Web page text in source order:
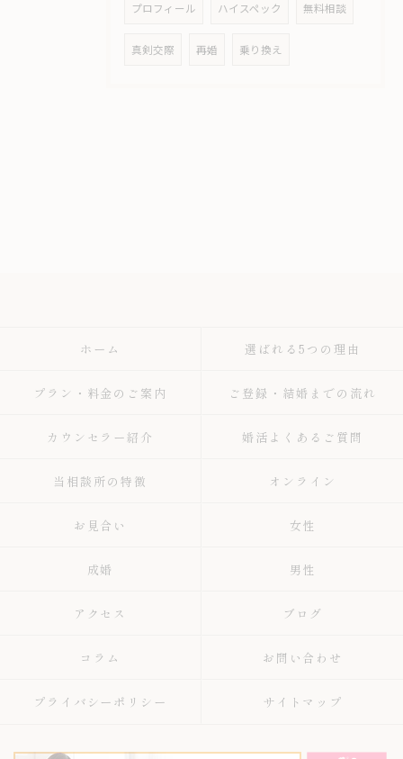
プロフィール ハイスペック 無料相談
真剣交際 再婚 乗り換え
ホーム 選ばれる5つの理由
プラン・料金のご案内 ご登録・結婚までの流れ
カウンセラー紹介 婚活よくあるご質問
当相談所の特徴 オンライン
お見合い 女性
成婚 男性
アクセス ブログ
コラム お問い合わせ
プライバシーポリシー サイトマップ